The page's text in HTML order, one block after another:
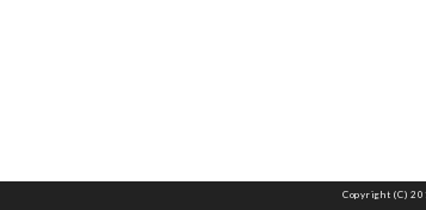
Copyright (C)